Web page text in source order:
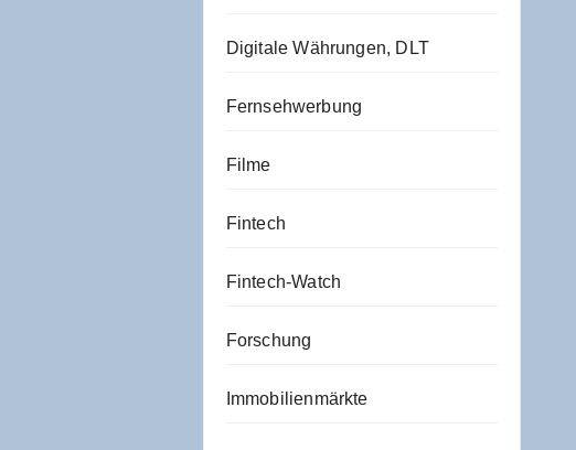
Digitale Währungen, DLT
Fernsehwerbung
Filme
Fintech
Fintech-Watch
Forschung
Immobilienmärkte